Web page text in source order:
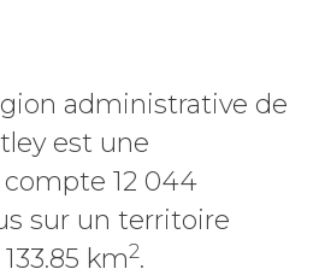
administrative de
est une
12 044
sur un territoire
km2.